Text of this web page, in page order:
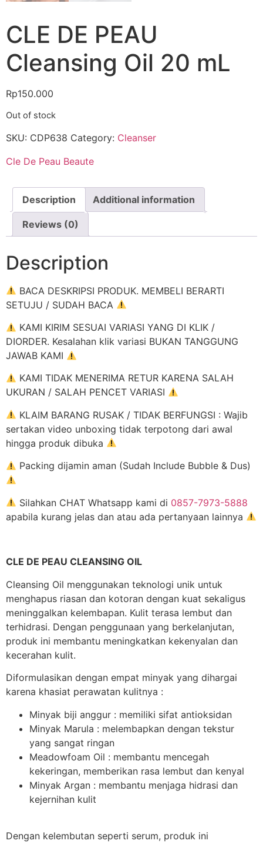
CLE DE PEAU
Cleansing Oil 20 mL
Rp150.000
Out of stock
SKU: CDP638 Category: Cleanser
Cle De Peau Beaute
Description Additional information
Reviews (0)
Description
BACA DESKRIPSI PRODUK. MEMBELI BERARTI
SETUJU / SUDAH BACA
KAMI KIRIM SESUAI VARIASI YANG DI KLIK /
DIORDER. Kesalahan klik variasi BUKAN TANGGUNG
JAWAB KAMI
KAMI TIDAK MENERIMA RETUR KARENA SALAH
UKURAN / SALAH PENCET VARIASI
KLAIM BARANG RUSAK / TIDAK BERFUNGSI : Wajib
sertakan video unboxing tidak terpotong dari awal
hingga produk dibuka
Packing dijamin aman (Sudah Include Bubble & Dus)
Silahkan CHAT Whatsapp kami di 0857-7973-5888
apabila kurang jelas dan atau ada pertanyaan lainnya
CLE DE PEAU CLEANSING OIL
Cleansing Oil menggunakan teknologi unik untuk
menghapus riasan dan kotoran dengan kuat sekaligus
meninggalkan kelembapan. Kulit terasa lembut dan
terhidrasi. Dengan penggunaan yang berkelanjutan,
produk ini membantu meningkatkan kekenyalan dan
kecerahan kulit.
Diformulasikan dengan empat minyak yang dihargai
karena khasiat perawatan kulitnya :
Minyak biji anggur : memiliki sifat antioksidan
Minyak Marula : melembapkan dengan tekstur
yang sangat ringan
Meadowfoam Oil : membantu mencegah
kekeringan, memberikan rasa lembut dan kenyal
Minyak Argan : membantu menjaga hidrasi dan
kejernihan kulit
Dengan kelembutan seperti serum, produk ini